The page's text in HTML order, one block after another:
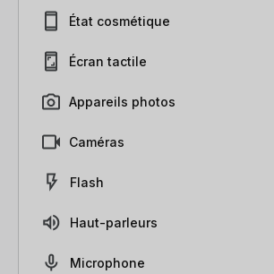
État cosmétique
Écran tactile
Appareils photos
Caméras
Flash
Haut-parleurs
Microphone